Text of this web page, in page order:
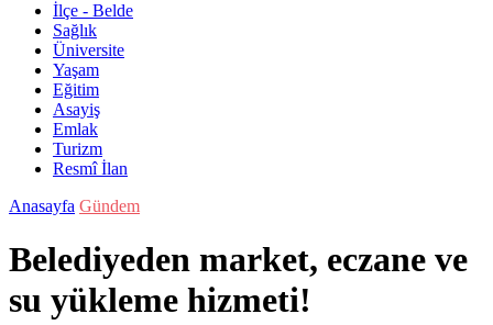
İlçe - Belde
Sağlık
Üniversite
Yaşam
Eğitim
Asayiş
Emlak
Turizm
Resmî İlan
Anasayfa Gündem
Belediyeden market, eczane ve
su yükleme hizmeti!